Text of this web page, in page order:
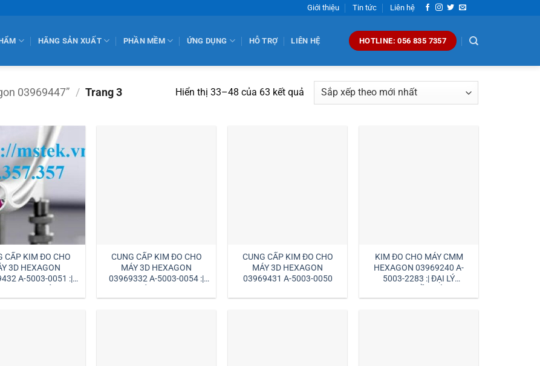
Giới thiệu Tin tức Liên hệ
HÃNG SẢN XUẤT PHẦN MỀM ỨNG DỤNG HỖ TRỢ LIÊN HỆ HOTLINE: 056 835 7357
03969447” / Trang 3 Hiển thị 33–48 của 63 kết quảĐã
sắp
CẤP KIM ĐO CHO
3D HEXAGON
A-5003-0051 :|
CUNG CẤP KIM ĐO CHO
MÁY 3D HEXAGON
03969332 A-5003-0054 :|
CUNG CẤP KIM ĐO CHO
MÁY 3D HEXAGON
03969431 A-5003-0050
KIM ĐO CHO MÁY CMM
HEXAGON 03969240 A-
5003-2283 :| ĐẠI LÝ